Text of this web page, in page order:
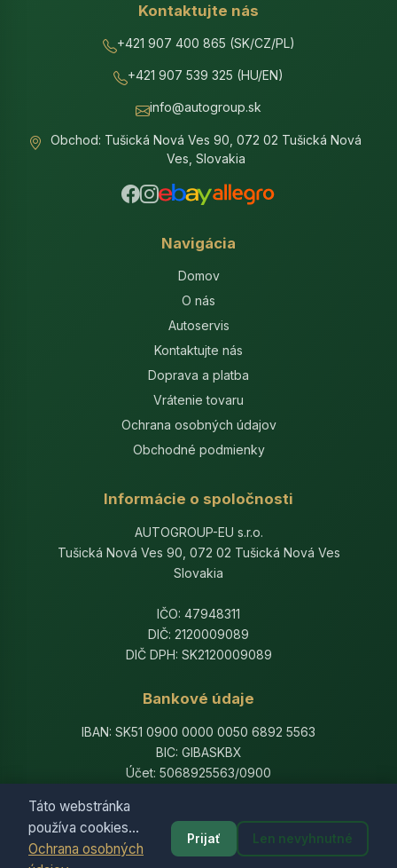
Táto webstránka
používa cookies...
Ochrana osobných
Prijať Len nevyhnutné
Kontaktujte nás
+421 907 400 865 (SK/CZ/PL)
+421 907 539 325 (HU/EN)
info@autogroup.sk
Obchod: Tušická Nová Ves 90, 072 02 Tušická Nová
Ves, Slovakia
Navigácia
Domov
O nás
Autoservis
Kontaktujte nás
Doprava a platba
Vrátenie tovaru
Ochrana osobných údajov
Obchodné podmienky
Informácie o spoločnosti
AUTOGROUP-EU s.r.o.
Tušická Nová Ves 90, 072 02 Tušická Nová Ves
Slovakia
IČO: 47948311
DIČ: 2120009089
DIČ DPH: SK2120009089
Bankové údaje
IBAN: SK51 0900 0000 0050 6892 5563
BIC: GIBASKBX
Účet: 5068925563/0900